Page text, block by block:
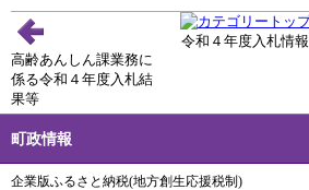
高齢あんしん課業務に
係る令和４年度入札結
果等
令和４年度入札情報
町政情報
企業版ふるさと納税(地方創生応援税制)